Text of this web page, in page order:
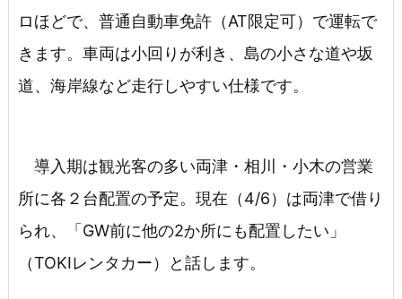
ロほどで、普通自動車免許（AT限定可）で運転で
きます。車両は小回りが利き、島の小さな道や坂
道、海岸線など走行しやすい仕様です。
導入期は観光客の多い両津・相川・小木の営業
所に各２台配置の予定。現在（4/6）は両津で借り
られ、「GW前に他の2か所にも配置したい」
（TOKIレンタカー）と話します。